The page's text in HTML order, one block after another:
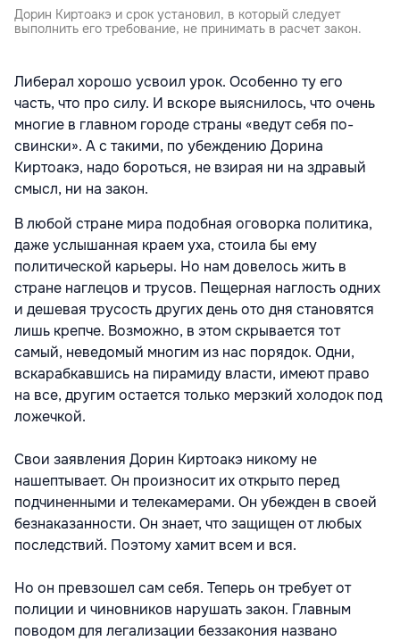
Дорин Киртоакэ и срок установил, в который следует
выполнить его требование, не принимать в расчет закон.
Либерал хорошо усвоил урок. Особенно ту его
часть, что про силу. И вскоре выяснилось, что очень
многие в главном городе страны «ведут себя по-
свински». А с такими, по убеждению Дорина
Киртоакэ, надо бороться, не взирая ни на здравый
смысл, ни на закон.
В любой стране мира подобная оговорка политика,
даже услышанная краем уха, стоила бы ему
политической карьеры. Но нам довелось жить в
стране наглецов и трусов. Пещерная наглость одних
и дешевая трусость других день ото дня становятся
лишь крепче. Возможно, в этом скрывается тот
самый, неведомый многим из нас порядок. Одни,
вскарабкавшись на пирамиду власти, имеют право
на все, другим остается только мерзкий холодок под
ложечкой.
Свои заявления Дорин Киртоакэ никому не
нашептывает. Он произносит их открыто перед
подчиненными и телекамерами. Он убежден в своей
безнаказанности. Он знает, что защищен от любых
последствий. Поэтому хамит всем и вся.
Но он превзошел сам себя. Теперь он требует от
полиции и чиновников нарушать закон. Главным
поводом для легализации беззакония названо